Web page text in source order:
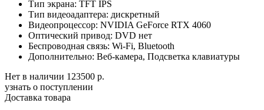
Тип экрана: TFT IPS
Тип видеоадаптера: дискретный
Видеопроцессор: NVIDIA GeForce RTX 4060
Оптический привод: DVD нет
Беспроводная связь: Wi-Fi, Bluetooth
Дополнительно: Веб-камера, Подсветка клавиатуры
Нет в наличии 123500 р.
узнать о поступлении
Доставка товара